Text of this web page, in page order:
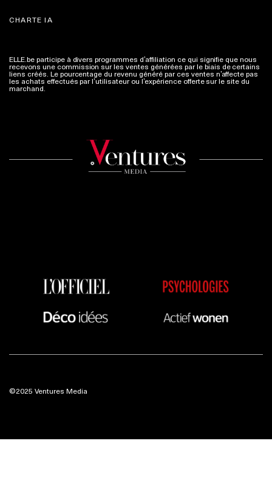
CHARTE IA
ELLE.be participe à divers programmes d’affiliation ce qui signifie que nous
recevons une commission sur les ventes générées par le biais de certains
liens créés. Le pourcentage du revenu généré par ces ventes n’affecte pas
les achats effectués par l’utilisateur ou l’expérience offerte sur le site du
marchand. Plus d'infos